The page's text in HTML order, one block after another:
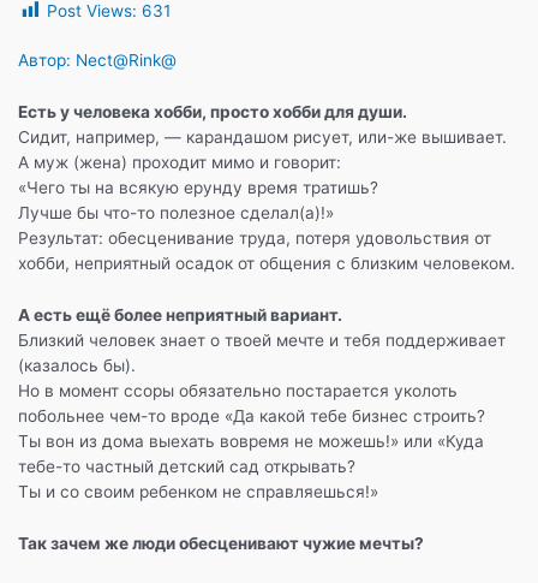
c
e
b
o
o
k
itt
er
e
gr
a
m
A
p
p
а
в
и
т
ь
Post Views: 631
Автор: Nесt@Rink@
Есть у человека хобби, просто хобби для души.
Сидит, например, — карандашом рисует, или-же вышивает.
А муж (жена) проходит мимо и говорит:
«Чего ты на всякую ерунду время тратишь?
Лучше бы что-то полезное сделал(а)!»
Результат: обесценивание труда, потеря удовольствия от
хобби, неприятный осадок от общения с близким человеком.
А есть ещё более неприятный вариант.
Близкий человек знает о твоей мечте и тебя поддерживает
(казалось бы).
Но в момент ссоры обязательно постарается уколоть
побольнее чем-то вроде «Да какой тебе бизнес строить?
Ты вон из дома выехать вовремя не можешь!» или «Куда
тебе-то частный детский сад открывать?
Ты и со своим ребенком не справляешься!»
Так зачем же люди обесценивают чужие мечты?